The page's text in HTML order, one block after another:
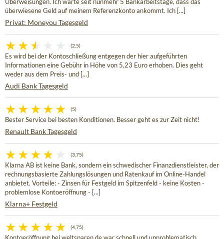
Überweisungen. Ich warte seit nunmehr 5 Bankarbeitstage, dass das
überwiesene Geld auf meinem Referenzkonto ankommt. Ich [...]
Privat: Moneyou Tagesgeld
(2,5)
Es wird bei der Kontoschließung entgegen der hier aufgeführten
Informationen eine Gebühr in Höhe von 5,23 Euro erhoben. Dies geht
weder aus dem Preis- und [...]
Audi Bank Tagesgeld
(5)
Bester Service bei besten Konditionen. Besser geht es zur Zeit nicht!
Renault Bank Tagesgeld
(3,75)
Klarna AB ist keine Bank, sondern ein schwedischer Finanzdienstleister, der
rechnungsbasierte Zahlungslösungen und Ratenkauf im Online-Handel
anbietet. Vorteile: - Zinsen für Festgeld im Spitzenfeld - keine Kosten -
problemlose Kontoeröffnung - [...]
Klarna+ Festgeld
(4,75)